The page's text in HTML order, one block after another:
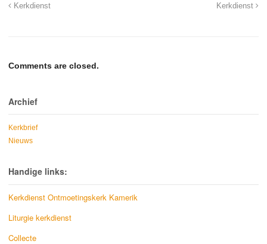
Kerkdienst Kerkdienst
Comments are closed.
Archief
Kerkbrief
Nieuws
Handige links:
Kerkdienst Ontmoetingskerk Kamerik
Liturgie kerkdienst
Collecte